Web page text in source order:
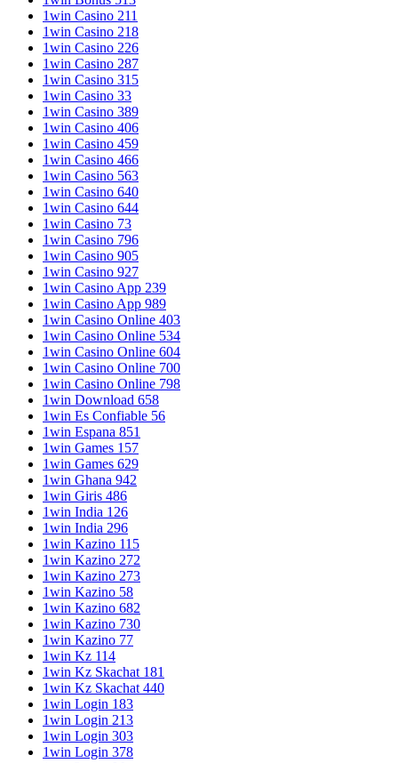
1win Casino 211
1win Casino 218
1win Casino 226
1win Casino 287
1win Casino 315
1win Casino 33
1win Casino 389
1win Casino 406
1win Casino 459
1win Casino 466
1win Casino 563
1win Casino 640
1win Casino 644
1win Casino 73
1win Casino 796
1win Casino 905
1win Casino 927
1win Casino App 239
1win Casino App 989
1win Casino Online 403
1win Casino Online 534
1win Casino Online 604
1win Casino Online 700
1win Casino Online 798
1win Download 658
1win Es Confiable 56
1win Espana 851
1win Games 157
1win Games 629
1win Ghana 942
1win Giris 486
1win India 126
1win India 296
1win Kazino 115
1win Kazino 272
1win Kazino 273
1win Kazino 58
1win Kazino 682
1win Kazino 730
1win Kazino 77
1win Kz 114
1win Kz Skachat 181
1win Kz Skachat 440
1win Login 183
1win Login 213
1win Login 303
1win Login 378